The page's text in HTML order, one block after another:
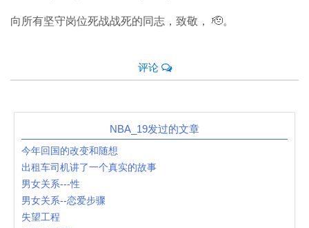
向所有坚守岗位死战战死的同志，致敬， 🫡。
评论
NBA_19发过的文章
今年回国的改变和随想
出租车司机讲了一个真实的故事
男女关系---性
男女关系--恋爱步骤
失望工程